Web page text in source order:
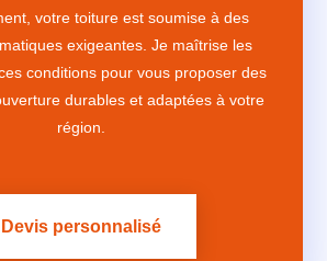
votre toiture est soumise à des
exigeantes. Je maîtrise les
conditions pour vous proposer des
durables et adaptées à votre
région.
Devis personnalisé